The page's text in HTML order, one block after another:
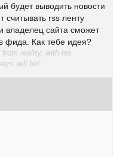
будет выводить новости
считывать rss ленту
владелец сайта сможет
фида. Как тебе идея?
reality, with his
will be!